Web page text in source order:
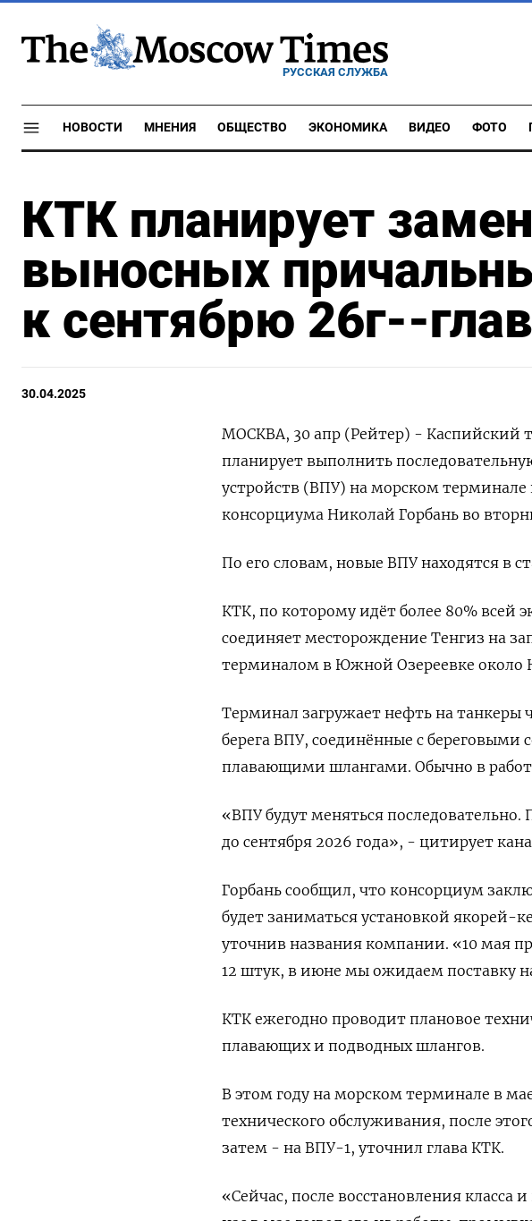
РУССКАЯ СЛУЖБА
НОВОСТИ МНЕНИЯ ОБЩЕСТВО ЭКОНОМИКА ВИДЕО ФОТО
КТК планирует
выносных
к сентябрю 26г--
30.04.2025
МОСКВА, 30 апр (Рейтер) - Каспийский
планирует выполнить
устройств (ВПУ) на морском терминале
консорциума Николай Горбань во
По его словам, новые ВПУ находятся в
КТК, по которому идёт более 80% всей
соединяет месторождение Тенгиз на
терминалом в Южной Озереевке около
Терминал загружает нефть на танкеры
берега ВПУ, соединённые с
плавающими шлангами. Обычно в
«ВПУ будут меняться
до сентября 2026 года», - цитирует
Горбань сообщил, что консорциум
будет заниматься установкой якорей-
уточнив названия компании. «10 мая
12 штук, в июне мы ожидаем поставку
КТК ежегодно проводит плановое
плавающих и подводных шлангов.
В этом году на морском терминале в
технического обслуживания, после
затем - на ВПУ-1, уточнил глава КТК.
«Сейчас, после восстановления класса